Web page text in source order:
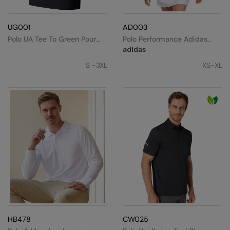
Stanley / Stella
The Christmas Shop
TheMagicTouch
Towel City
TriDri®
UG001
Polo UA Tee To Green Pour
S -3XL
AD003
adidas
Polo Performance Adidas
Pour Femme
XS-XL
HB478 CW025